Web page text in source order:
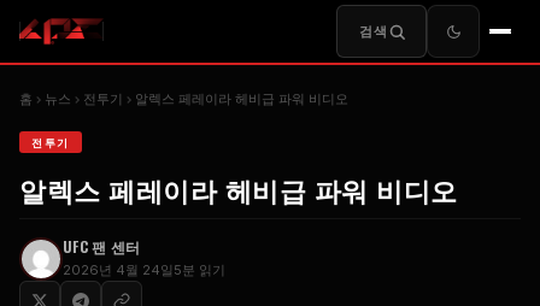
검색
홈 뉴스 전투기 알렉스 페레이라 헤비급 파워 비디오
전투기
알렉스 페레이라 헤비급 파워 비디오
UFC팬 센터
2026년 4월 24일 5분 읽기